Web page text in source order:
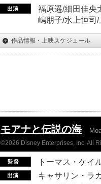
福原遥/細田佳央
嶋朋子/水上恒司
作品情報・上映スケジュール
モアナと伝説の海
©2026 Disney Enterprises, Inc. All
トーマス・ケイ
キャサリン・ラ